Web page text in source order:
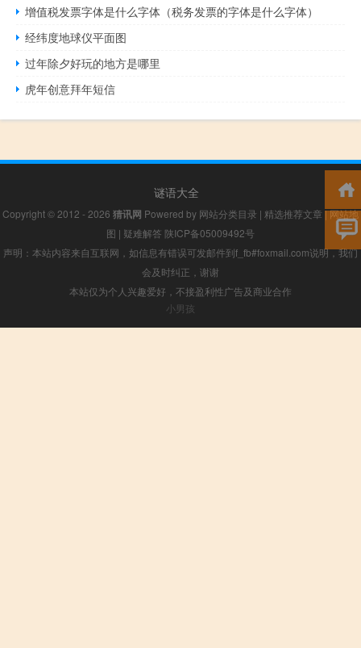
增值税发票字体是什么字体（税务发票的字体是什么字体）
经纬度地球仪平面图
过年除夕好玩的地方是哪里
虎年创意拜年短信
谜语大全
Copyright © 2012 - 2026 猜讯网 Powered by 网站分类目录 | 精选推荐文章 |网站地
图 | 疑难解答 陕ICP备05009492号
声明：本站内容来自互联网，如信息有错误可发邮件到f_fb#foxmail.com说明，我们
会及时纠正，谢谢
本站仅为个人兴趣爱好，不接盈利性广告及商业合作
小男孩